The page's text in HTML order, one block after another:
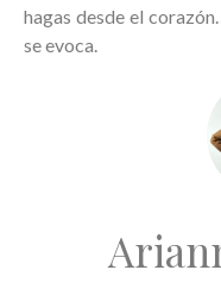
hagas desde el
se evoca.